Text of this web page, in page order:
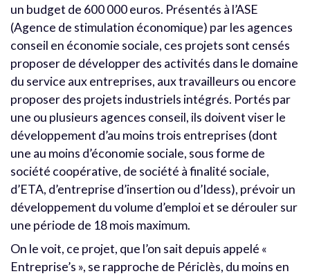
un budget de 600 000 euros. Présentés à l’ASE
(Agence de stimulation économique) par les agences
conseil en économie sociale, ces projets sont censés
proposer de développer des activités dans le domaine
du service aux entreprises, aux travailleurs ou encore
proposer des projets industriels intégrés. Portés par
une ou plusieurs agences conseil, ils doivent viser le
développement d’au moins trois entreprises (dont
une au moins d’économie sociale, sous forme de
société coopérative, de société à finalité sociale,
d’ETA, d’entreprise d’insertion ou d’Idess), prévoir un
développement du volume d’emploi et se dérouler sur
une période de 18 mois maximum.
On le voit, ce projet, que l’on sait depuis appelé «
Entreprise’s », se rapproche de Périclès, du moins en